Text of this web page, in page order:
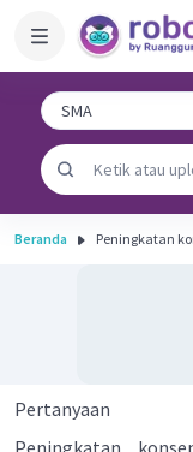
Beranda Peningkatan
Pertanyaan
Peningkatan